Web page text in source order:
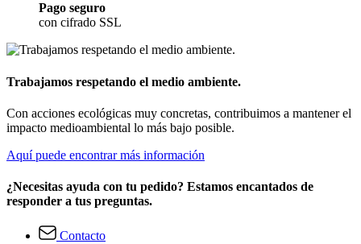
Pago seguro
con cifrado SSL
Trabajamos respetando el medio ambiente.
Con acciones ecológicas muy concretas, contribuimos a mantener el
impacto medioambiental lo más bajo posible.
Aquí puede encontrar más información
¿Necesitas ayuda con tu pedido? Estamos encantados de
responder a tus preguntas.
Contacto